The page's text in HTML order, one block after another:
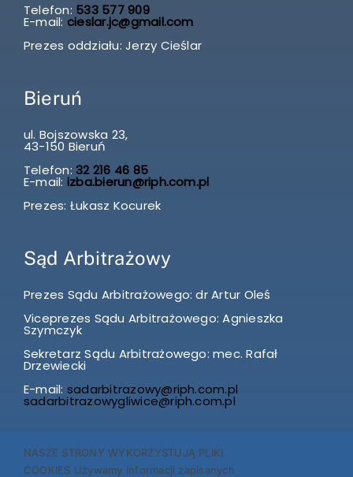
Telefon: 533 577 909
E-mail: cieslar.jc@gmail.com
Prezes oddziału: Jerzy Cieślar
Bieruń
ul. Bojszowska 23,
43-150 Bieruń
Telefon: 32 216 46 85
E-mail: izba.bierun@riph.com.pl
Prezes: Łukasz Kocurek
Sąd Arbitrażowy
Prezes Sądu Arbitrażowego: dr Artur Oleś
Viceprezes Sądu Arbitrażowego: Agnieszka
Szymczyk
Sekretarz Sądu Arbitrażowego: mec. Rafał
Drzewiecki
E-mail: sadarbitrazowy@riph.com.pl
sadarbitrazowygliwice@riph.com.pl
SKARGI I WNIOSKI przyjmuje Prezes Izby p. Agnieszka
Szymczyk w każdą środę w godz. 12.00-14.00.
NASZE STRONY WYKORZYSTUJĄ PLIKI
COOKIES Używamy informacji zapisanych